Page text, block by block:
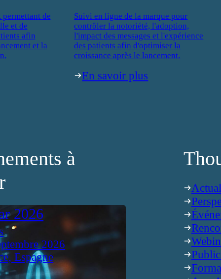
permettant de
et de
afin
et la
Suivi en ligne de la marque pour
contrôler la notoriété, l'adoption,
l'impact des messages et l'expérience
des patients afin d'optimiser la
croissance après le lancement.
En savoir plus
à
2026
2026
Espagne